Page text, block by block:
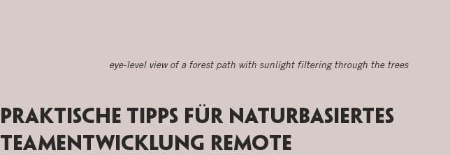
eye-level view of a forest path with sunlight filtering through the trees
Praktische Tipps für naturbasiertes
Teamentwicklung remote